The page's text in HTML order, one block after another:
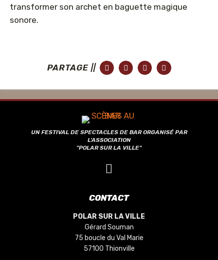
transformer son archet en baguette magique
sonore.
PARTAGE ||
UN FESTIVAL DE SPECTACLES DE BAR ORGANISÉ PAR
L'ASSOCIATION
"POLAR SUR LA VILLE"
CONTACT
POLAR SUR LA VILLE
Gérard Souman
75 boucle du Val Marie
57100 Thionville